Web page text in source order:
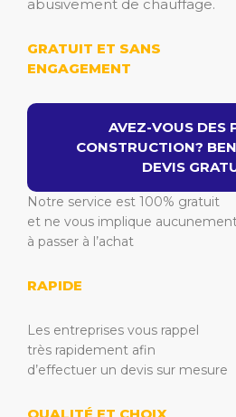
abusivement de chauffage.
GRATUIT ET SANS
ENGAGEMENT
AVEZ-VOUS DES
CONSTRUCTION?
DEVIS
Notre service est 100% gratuit
et ne vous implique
à passer à l’achat
RAPIDE
Les entreprises vous rappel
très rapidement afin
d’effectuer un devis sur mesure